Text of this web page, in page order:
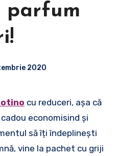
parfum
2020
cu reduceri, așa că
economisind și
să îți îndeplinești
vine la pachet cu griji